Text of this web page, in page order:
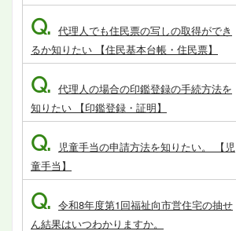
Q. 代理人でも住民票の写しの取得ができ
るか知りたい 【住民基本台帳・住民票】
Q. 代理人の場合の印鑑登録の手続方法を
知りたい 【印鑑登録・証明】
Q.
児童手当の申請方法を知りたい。 【児
童手当】
Q. 令和8年度第1回福祉向市営住宅の抽せ
ん結果はいつわかりますか。